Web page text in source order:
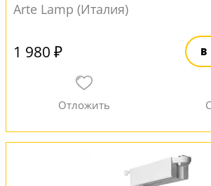
Arte Lamp (Италия)
1 980 ₽ В